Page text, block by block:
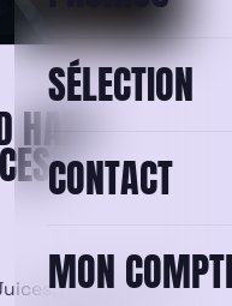
SÉLECTION
CONTACT
MON
grand format